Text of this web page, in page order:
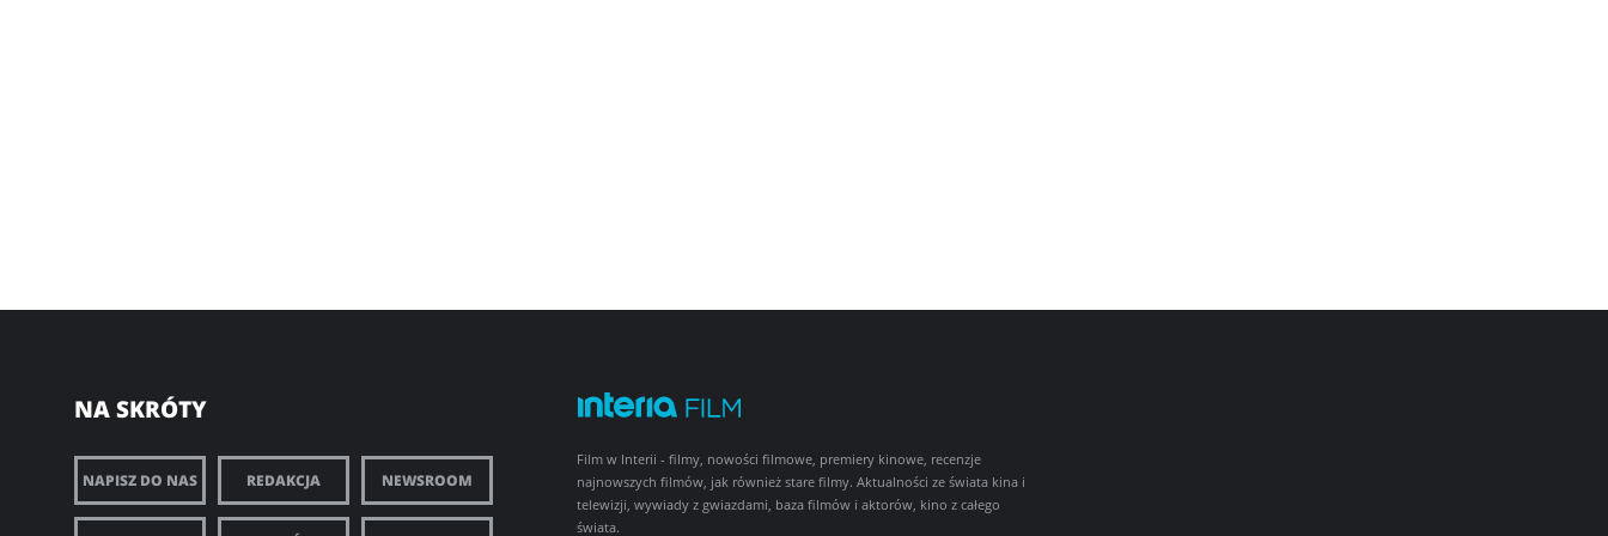
NA SKRÓTY
NAPISZ DO NAS REDAKCJA NEWSROOM
Film w Interii - filmy, nowości filmowe, premiery kinowe, recenzje
najnowszych filmów, jak również stare filmy. Aktualności ze świata kina i
telewizji, wywiady z gwiazdami, baza filmów i aktorów, kino z całego
świata.